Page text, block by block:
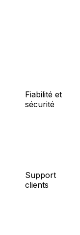
Fiabilité et
sécurité
Support
clients